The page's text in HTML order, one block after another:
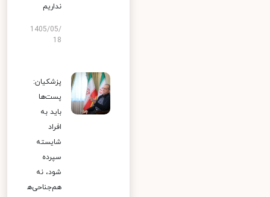
نداریم
1405/05/
18
پزشکیان:
پست‌ها
باید به
افراد
شایسته
سپرده
شود، نه
هم‌جناحی‌ه